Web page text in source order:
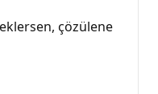
çözülene